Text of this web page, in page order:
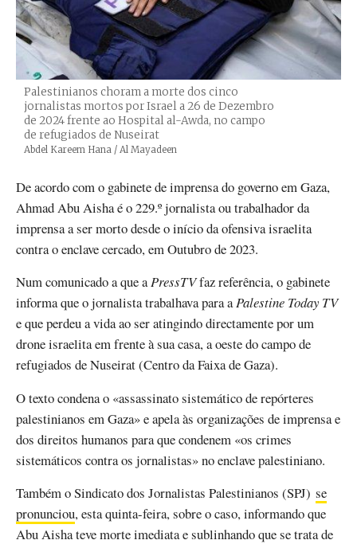
Palestinianos choram a morte dos cinco
jornalistas mortos por Israel a 26 de Dezembro
de 2024 frente ao Hospital al-Awda, no campo
de refugiados de Nuseirat
Créditos
Abdel Kareem Hana / Al Mayadeen
De acordo com o gabinete de imprensa do governo em Gaza,
Ahmad Abu Aisha é o 229.º jornalista ou trabalhador da
imprensa a ser morto desde o início da ofensiva israelita
contra o enclave cercado, em Outubro de 2023.
Num comunicado a que aPressTVfaz referência, o gabinete
informa que o jornalista trabalhava para aPalestine Today TV
e que perdeu a vida ao ser atingindo directamente por um
drone israelita em frente à sua casa, a oeste do campo de
refugiados de Nuseirat (Centro da Faixa de Gaza).
O texto condena o «assassinato sistemático de repórteres
palestinianos em Gaza» e apela às organizações de imprensa e
dos direitos humanos para que condenem «os crimes
sistemáticos contra os jornalistas» no enclave palestiniano.
Também o Sindicato dos Jornalistas Palestinianos (SPJ) se
pronunciou, esta quinta-feira, sobre o caso, informando que
Abu Aisha teve morte imediata e sublinhando que se trata de